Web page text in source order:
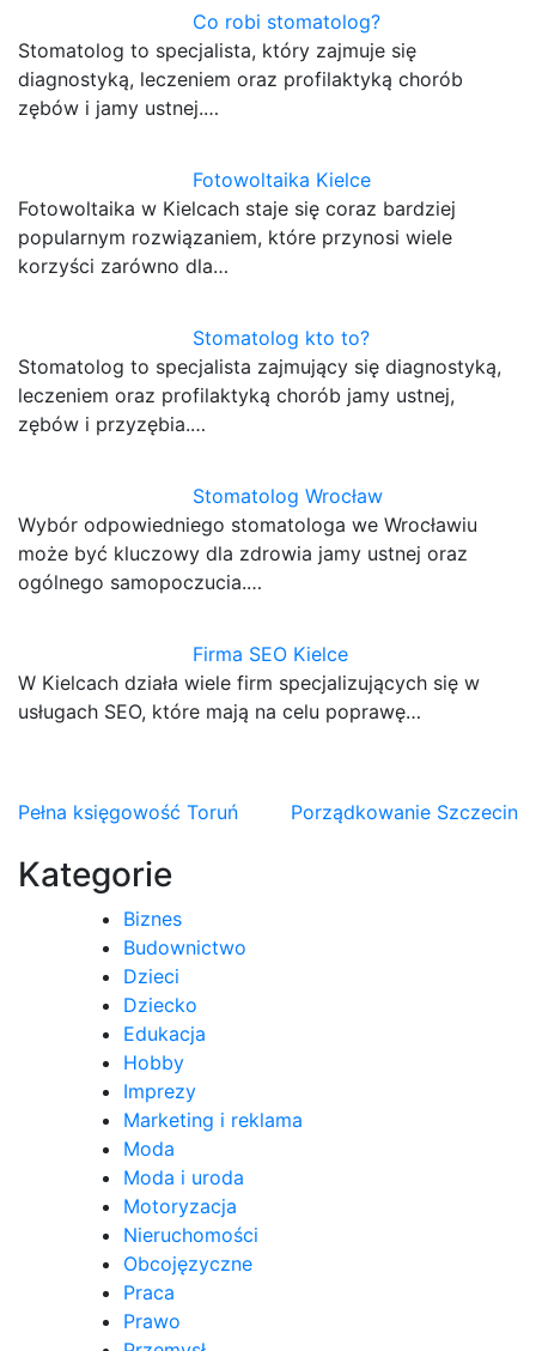
Co robi stomatolog?
Stomatolog to specjalista, który zajmuje się
diagnostyką, leczeniem oraz profilaktyką chorób
zębów i jamy ustnej.…
Fotowoltaika Kielce
Fotowoltaika w Kielcach staje się coraz bardziej
popularnym rozwiązaniem, które przynosi wiele
korzyści zarówno dla…
Stomatolog kto to?
Stomatolog to specjalista zajmujący się diagnostyką,
leczeniem oraz profilaktyką chorób jamy ustnej,
zębów i przyzębia.…
Stomatolog Wrocław
Wybór odpowiedniego stomatologa we Wrocławiu
może być kluczowy dla zdrowia jamy ustnej oraz
ogólnego samopoczucia.…
Firma SEO Kielce
W Kielcach działa wiele firm specjalizujących się w
usługach SEO, które mają na celu poprawę…
Nawigacja
wpisu
Pełna księgowość Toruń Porządkowanie Szczecin
Kategorie
Biznes
Budownictwo
Dzieci
Dziecko
Edukacja
Hobby
Imprezy
Marketing i reklama
Moda
Moda i uroda
Motoryzacja
Nieruchomości
Obcojęzyczne
Praca
Prawo